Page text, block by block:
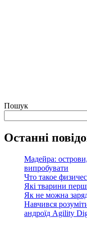
Пошук
Останні
Мадейра:
випробувати
Что такое
Які тварини
Як не можна
Навчився
андроїд Agility